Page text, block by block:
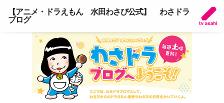
【アニメ・ドラえもん 水田わさび公式】 わさドラ
ブログ